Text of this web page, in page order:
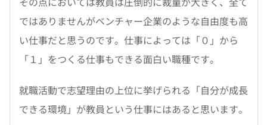
ではありませんがベンチャー企業のような自由度も高
い仕事だと思うのです。仕事によっては「０」から
「１」をつくる仕事もできる面白い職種です。
就職活動で志望理由の上位に挙げられる「自分が成長
できる環境」が教員という仕事にはあると思います。